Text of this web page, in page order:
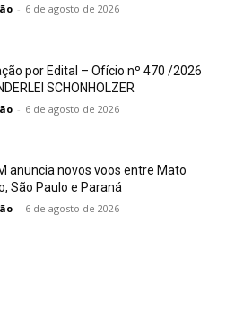
- 6 de agosto de 2026
por Edital – Ofício nº 470 /2026
SCHONHOLZER
- 6 de agosto de 2026
anuncia novos voos entre Mato
São Paulo e Paraná
- 6 de agosto de 2026